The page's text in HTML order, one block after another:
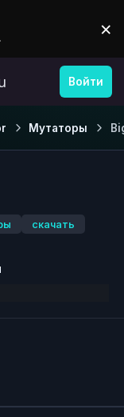
. ×
Войти
Мутаторы
скачать
slide
slide